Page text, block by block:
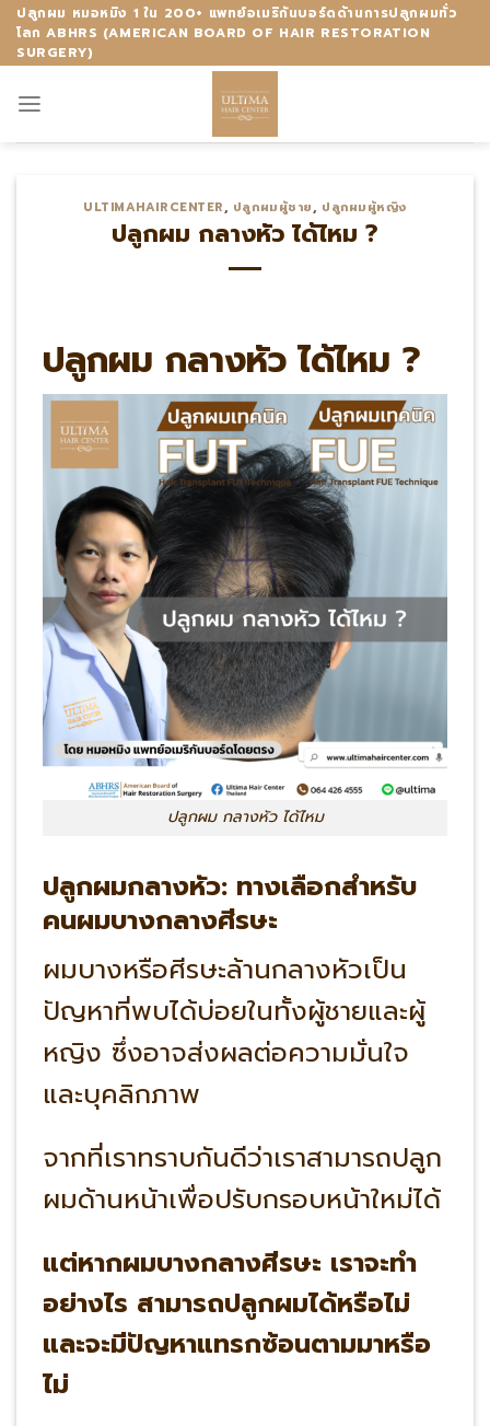
Skip
content
ปลูกผม หมอหมิง 1 ใน 200+ แพทย์อเมริกันบอร์ดด้านการปลูกผมทั่ว
โลก ABHRS (AMERICAN BOARD OF HAIR RESTORATION
SURGERY)
ULTIMAHAIRCENTER, ปลูกผมผู้ชาย, ปลูกผมผู้หญิง
ปลูกผม กลางหัว ได้ไหม ?
ปลูกผม กลางหัว ได้ไหม ?
ปลูกผม กลางหัว ได้ไหม
ปลูกผมกลางหัว: ทางเลือกสำหรับ
คนผมบางกลางศีรษะ
ผมบางหรือศีรษะล้านกลางหัวเป็น
ปัญหาที่พบได้บ่อยในทั้งผู้ชายและผู้
หญิง ซึ่งอาจส่งผลต่อความมั่นใจ
และบุคลิกภาพ
จากที่เราทราบกันดีว่าเราสามารถปลูก
ผมด้านหน้าเพื่อปรับกรอบหน้าใหม่ได้
แต่หากผมบางกลางศีรษะ เราจะทำ
อย่างไร สามารถปลูกผมได้หรือไม่
และจะมีปัญหาแทรกซ้อนตามมาหรือ
ไม่